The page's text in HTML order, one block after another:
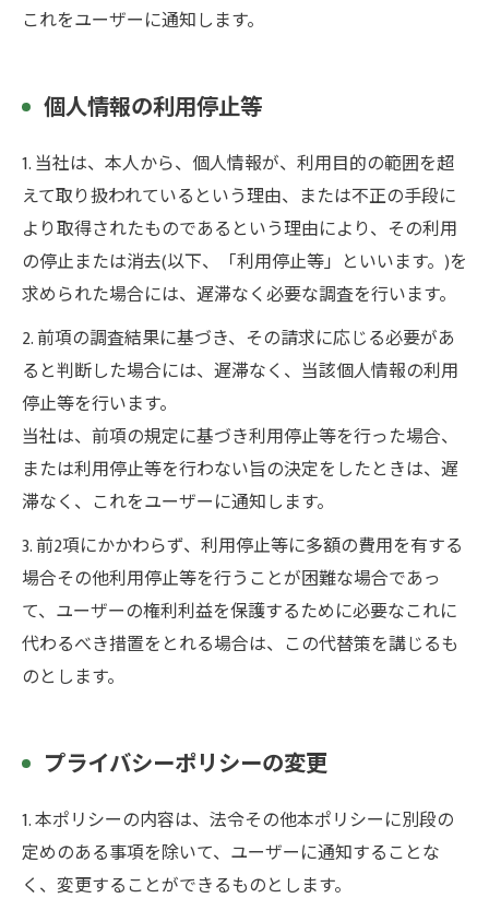
これをユーザーに通知します。
個人情報の利用停止等
1. 当社は、本人から、個人情報が、利用目的の範囲を超
えて取り扱われているという理由、または不正の手段に
より取得されたものであるという理由により、その利用
の停止または消去(以下、「利用停止等」といいます。)を
求められた場合には、遅滞なく必要な調査を行います。
2. 前項の調査結果に基づき、その請求に応じる必要があ
ると判断した場合には、遅滞なく、当該個人情報の利用
停止等を行います。
当社は、前項の規定に基づき利用停止等を行った場合、
または利用停止等を行わない旨の決定をしたときは、遅
滞なく、これをユーザーに通知します。
3. 前2項にかかわらず、利用停止等に多額の費用を有する
場合その他利用停止等を行うことが困難な場合であっ
て、ユーザーの権利利益を保護するために必要なこれに
代わるべき措置をとれる場合は、この代替策を講じるも
のとします。
プライバシーポリシーの変更
1. 本ポリシーの内容は、法令その他本ポリシーに別段の
定めのある事項を除いて、ユーザーに通知することな
く、変更することができるものとします。